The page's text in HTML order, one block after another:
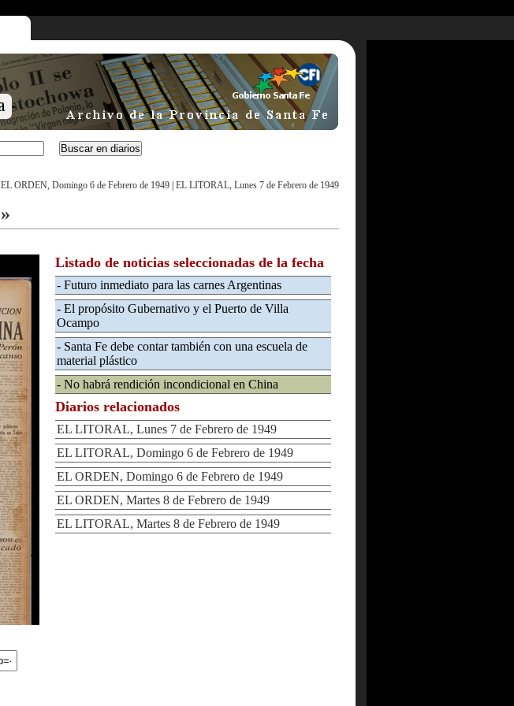
EL ORDEN, Domingo 6 de Febrero de 1949 EL LITORAL, Lunes 7 de Febrero de 1949
»
Listado de noticias seleccionadas de la fecha
- Futuro inmediato para las carnes Argentinas
- El propósito Gubernativo y el Puerto de Villa
Ocampo
- Santa Fe debe contar también con una escuela de
material plástico
- No habrá rendición incondicional en China
Diarios relacionados
EL LITORAL, Lunes 7 de Febrero de 1949
EL LITORAL, Domingo 6 de Febrero de 1949
EL ORDEN, Domingo 6 de Febrero de 1949
EL ORDEN, Martes 8 de Febrero de 1949
EL LITORAL, Martes 8 de Febrero de 1949